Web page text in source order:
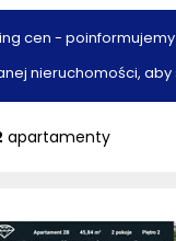
cen -
nieruchomości,
apartamenty